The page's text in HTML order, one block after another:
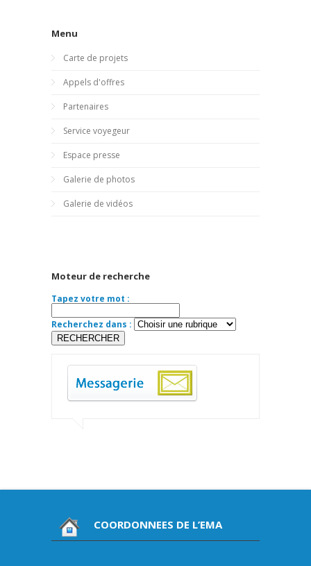
Menu
Carte de projets
Appels d'offres
Partenaires
Service voyegeur
Espace presse
Galerie de photos
Galerie de vidéos
Moteur de recherche
Tapez votre mot :
Recherchez dans :
COORDONNEES DE L’EMA